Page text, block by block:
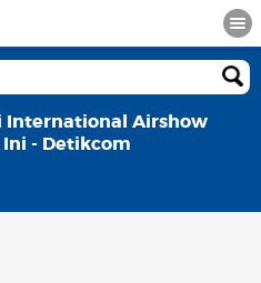
International Airshow
- Detikcom